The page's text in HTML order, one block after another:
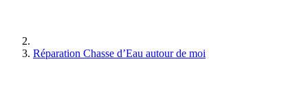
Réparation Chasse d’Eau autour de moi